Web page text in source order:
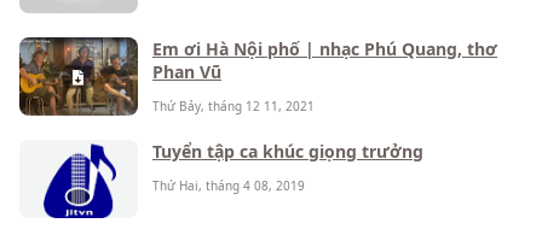
Em ơi Hà Nội phố | nhạc Phú Quang, thơ
Phan Vũ
Thứ Bảy, tháng 12 11, 2021
Tuyển tập ca khúc giọng trưởng
Thứ Hai, tháng 4 08, 2019